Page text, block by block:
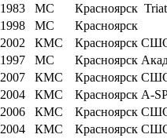
1983 МС Красноярск
1998 МС Красноярск
2002 КМС Красноярск
1997 МС Красноярск
2007 КМС Красноярск
2004 КМС Красноярск A-
2006 КМС Красноярск
2004 КМС Красноярск